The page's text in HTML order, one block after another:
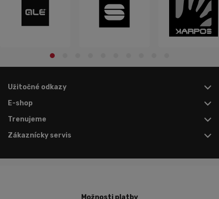
Užitočné odkazy
E-shop
Trenujeme
Zákaznícky servis
Možnosti platby